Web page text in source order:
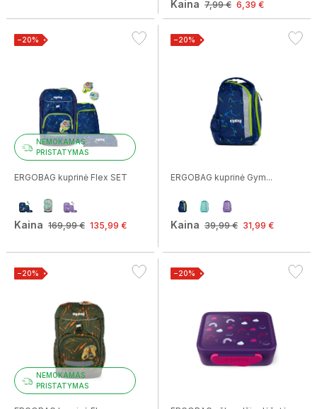
Kaina 7,99 € 6,39 €
−20%
NEMOKAMAS
PRISTATYMAS
ERGOBAG kuprinė Flex SET
Kaina 169,99 € 135,99 €
−20%
ERGOBAG kuprinė Gym...
Kaina 39,99 € 31,99 €
−20%
NEMOKAMAS
PRISTATYMAS
−20%